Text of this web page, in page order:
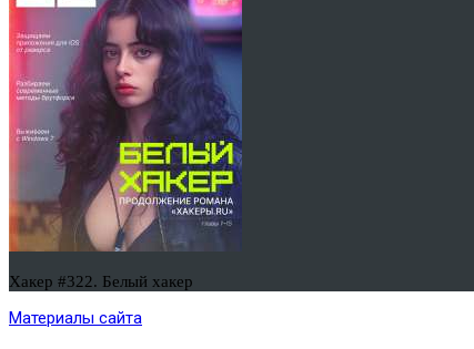
Хакер #322. Белый хакер
Материалы сайта